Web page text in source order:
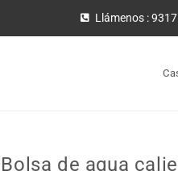
Llámenos :
Bolsa de agua